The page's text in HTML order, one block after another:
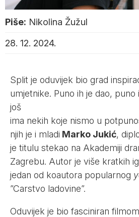
Piše: Nikolina Žužul
28. 12. 2024.
Split je oduvijek bio grad
umjetnike. Puno ih je dao, puno
još
ima nekih koje nismo u
njih je i mladi Marko Jukić,
je titulu stekao na Akademiji
Zagrebu. Autor je više kratkih
jedan od koautora popularnog
”Carstvo ladovine”.
Oduvijek je bio fasciniran